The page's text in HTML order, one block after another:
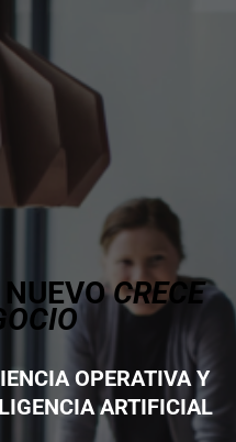
h
NUEVOCRECE
OPERATIVA Y
ARTIFICIAL